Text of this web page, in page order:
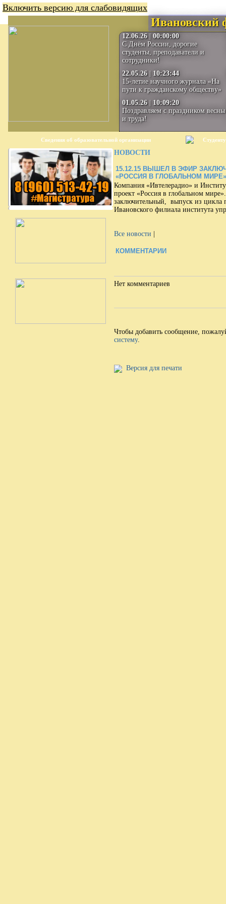
Включить версию для слабовидящих
Ивановский
12.06.26| 00:00:00
С Днём России, дорогие
студенты, преподаватели и
сотрудники!
22.05.26| 10:23:44
15-летие научного журнала «На
пути к гражданскому обществу»
01.05.26| 10:09:20
Поздравляем с праздником весны
и труда!
Сведения об образовательной организации Студенту
НОВОСТИ
15.12.15 ВЫШЕЛ В ЭФИР
«РОССИЯ В ГЛОБАЛЬНОМ МИРЕ»
Компания «Ивтелерадио» и
проект «Россия в глобальном
заключительный, выпуск из
Ивановского филиала института
Все новости
КОММЕНТАРИИ
Нет комментариев
Чтобы добавить сообщение,
систему.
Версия для печати